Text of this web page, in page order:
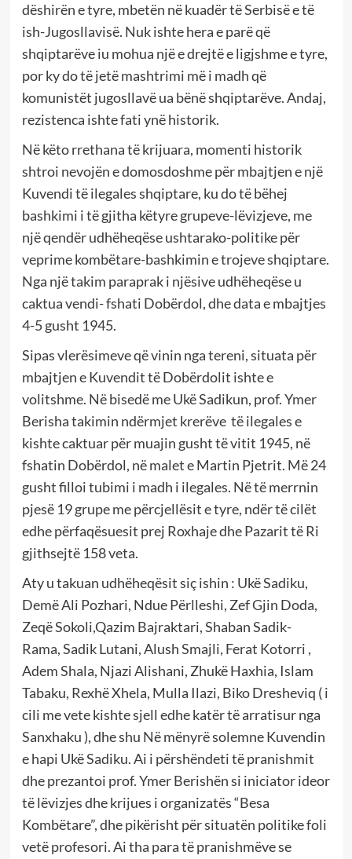
dëshirën e tyre, mbetën në kuadër të Serbisë e të
ish-Jugosllavisë. Nuk ishte hera e parë që
shqiptarëve iu mohua një e drejtë e ligjshme e tyre,
por ky do të jetë mashtrimi më i madh që
komunistët jugosllavë ua bënë shqiptarëve. Andaj,
rezistenca ishte fati ynë historik.
Në këto rrethana të krijuara, momenti historik
shtroi nevojën e domosdoshme për mbajtjen e një
Kuvendi të ilegales shqiptare, ku do të bëhej
bashkimi i të gjitha këtyre grupeve-lëvizjeve, me
një qendër udhëheqëse ushtarako-politike për
veprime kombëtare-bashkimin e trojeve shqiptare.
Nga një takim paraprak i njësive udhëheqëse u
caktua vendi- fshati Dobërdol, dhe data e mbajtjes
4-5 gusht 1945.
Sipas vlerësimeve që vinin nga tereni, situata për
mbajtjen e Kuvendit të Dobërdolit ishte e
volitshme. Në bisedë me Ukë Sadikun, prof. Ymer
Berisha takimin ndërmjet krerëve të ilegales e
kishte caktuar për muajin gusht të vitit 1945, në
fshatin Dobërdol, në malet e Martin Pjetrit. Më 24
gusht filloi tubimi i madh i ilegales. Në të merrnin
pjesë 19 grupe me përcjellësit e tyre, ndër të cilët
edhe përfaqësuesit prej Roxhaje dhe Pazarit të Ri
gjithsejtë 158 veta.
Aty u takuan udhëheqësit siç ishin : Ukë Sadiku,
Demë Ali Pozhari, Ndue Përlleshi, Zef Gjin Doda,
Zeqë Sokoli,Qazim Bajraktari, Shaban Sadik-
Rama, Sadik Lutani, Alush Smajli, Ferat Kotorri ,
Adem Shala, Njazi Alishani, Zhukë Haxhia, Islam
Tabaku, Rexhë Xhela, Mulla Ilazi, Biko Dresheviq ( i
cili me vete kishte sjell edhe katër të arratisur nga
Sanxhaku ), dhe shu Në mënyrë solemne Kuvendin
e hapi Ukë Sadiku. Ai i përshëndeti të pranishmit
dhe prezantoi prof. Ymer Berishën si iniciator ideor
të lëvizjes dhe krijues i organizatës “Besa
Kombëtare”, dhe pikërisht për situatën politike foli
vetë profesori. Ai tha para të pranishmëve se